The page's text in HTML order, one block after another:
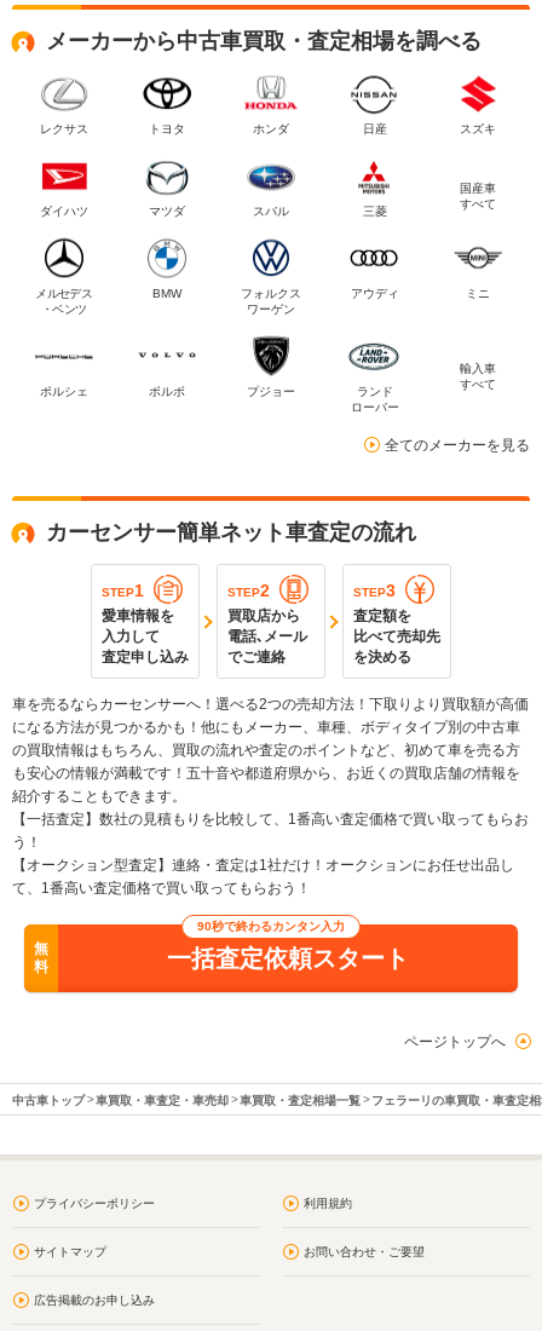
メーカーから中古車買取・査定相場を調べる
レクサス トヨタ ホンダ 日産 スズキ
ダイハツ マツダ スバル 三菱
国産車
すべて
メルセデス
・ベンツ
BMW
フォルクス
ワーゲン
アウディ ミニ
ポルシェ ボルボ プジョー
ランド
ローバー
輸入車
すべて
全てのメーカーを見る
カーセンサー簡単ネット車査定の流れ
STEP1
愛車情報を
入力して
査定申し込み
STEP2
買取店から
電話､メール
でご連絡
STEP3
査定額を
比べて売却先
を決める
車を売るならカーセンサーへ！選べる2つの売却方法！下取りより買取額が高価
になる方法が見つかるかも！他にもメーカー、車種、ボディタイプ別の中古車
の買取情報はもちろん、買取の流れや査定のポイントなど、初めて車を売る方
も安心の情報が満載です！五十音や都道府県から、お近くの買取店舗の情報を
紹介することもできます。
【一括査定】数社の見積もりを比較して、1番高い査定価格で買い取ってもらお
う！
【オークション型査定】連絡・査定は1社だけ！オークションにお任せ出品し
て、1番高い査定価格で買い取ってもらおう！
無
料
90秒で終わるカンタン入力
一括査定依頼スタート
ページトップへ
中古車トップ 車買取・車査定・車売却 車買取・査定相場一覧 フェラーリの車買取・車査定
プライバシーポリシー 利用規約
サイトマップ お問い合わせ・ご要望
広告掲載のお申し込み